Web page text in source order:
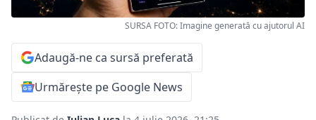
SURSA FOTO: Imagine generată cu ajutorul AI
Adaugă-ne ca sursă preferată
Urmărește pe Google News